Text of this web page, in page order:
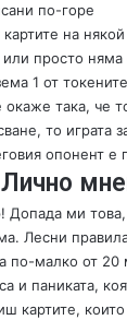
по-горе
на
просто няма
1 от
окаже така, че
то играта
опонент е
Лично
Допада ми
Лесни
по-малко от 20
и паниката,
картите,